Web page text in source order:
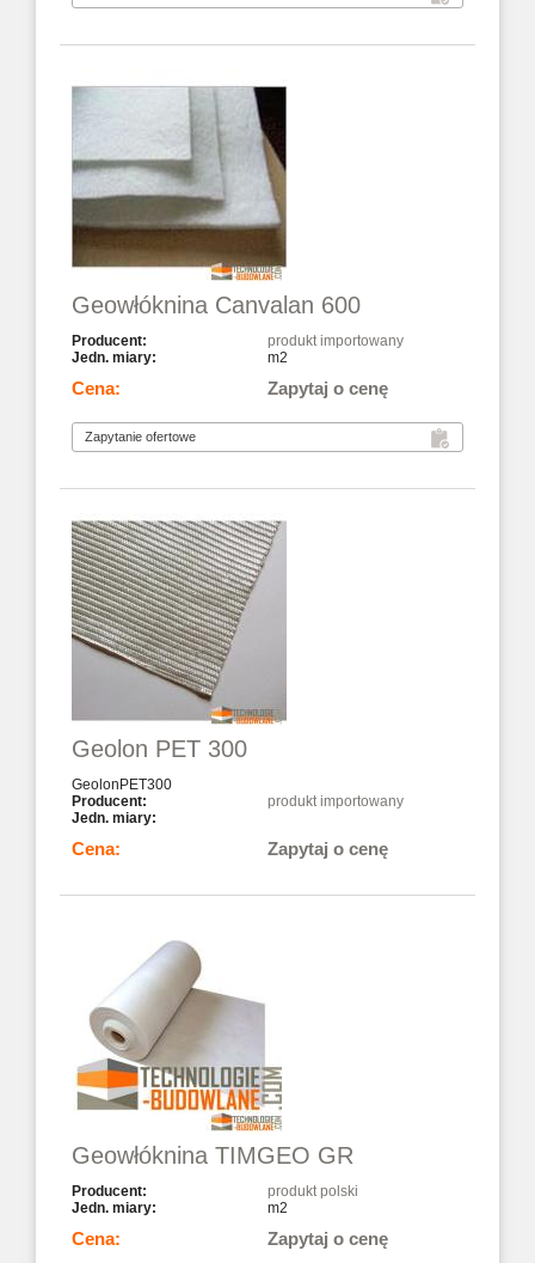
Geowłóknina Canvalan 600
produkt importowany
m2
Zapytaj o cenę
Geolon PET 300
GeolonPET300
produkt importowany
Zapytaj o cenę
Geowłóknina TIMGEO GR
produkt polski
m2
Zapytaj o cenę